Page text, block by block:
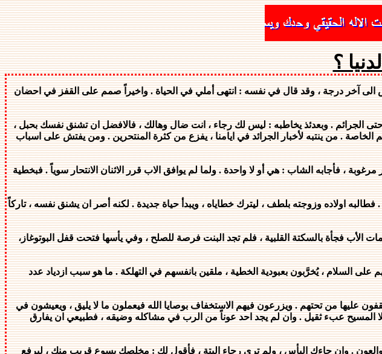
؟
آخر درجة ، وقد قال في نفسه : انتهى أملي في الحياة . واخيراً صمم على القفز في احضان
حتى الجرائم . وبعدئذ يخاطبه : ليس لك رجاء ، انت ضال وهالك ، فالافضل ان تشنق نفسك بحبل ،
. من ينتبه لأخبار الجرائد في ايامنا ، يفزع من كثرة المنتحرين . ومن يفتش على اسباب
فأجابه الشاب : هي أو لا واحدة . ولما لم يوافق الاب قرر الاثنان الانتحار سوياً . فبخطية
اولاده وزوجته بلطف ، ليترك خطاياه ، ويبدأ حياة جديدة . لكنه أصر ان يشنق نفسه ، تاركاً
الأب فجأة بالسكتة القلبية ، فلم تجد البنت فرصة للصلح ، وفي يأسها فتحت قفل البوتوغاز،
على السلام ، يُخرَّبون بعبودية الخطية ، ملقين بانفسهم في التهلكة . ما هو سبب ازدياد عدد
عليها من تحتهم . ويزرعون فيهم الاستخفاف بوصايا الله فيعملون ما لا يليق ، ويعيشون في
المسيح عبء ثقيل . وان لم يجد احد عوناً من الرب في مشاكله وضيقه ، فطبيعي ان يفارق
. وان جاءك اليأس ، ولم ترى رجاء البتة ، فأقول لك : مخلصك يسوع قريب منك ، ليرفع